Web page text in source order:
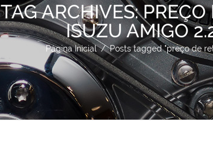
TAG ARCHIVES:
ISUZU AMIGO
Página Inicial / Posts tagged "preço de